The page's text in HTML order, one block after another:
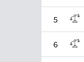
5
6